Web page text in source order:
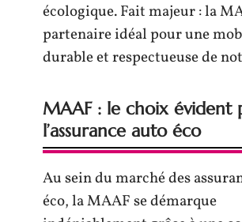
écologique. Fait majeur : la
partenaire idéal pour une
durable et respectueuse de
MAAF : le choix évident
l’assurance auto éco
Au sein du marché des
éco, la MAAF se démarque